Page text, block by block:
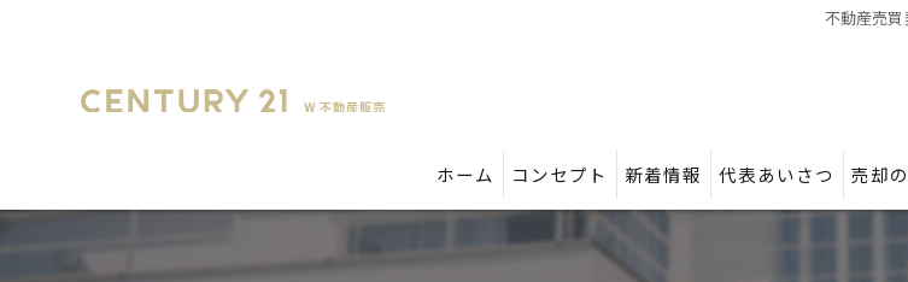
不動産売
ホーム コンセプト 新着情報 代表あいさつ 売却